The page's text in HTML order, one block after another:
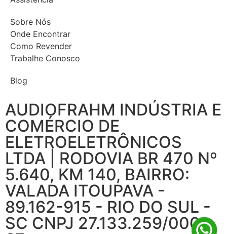
Sobre Nós
Onde Encontrar
Como Revender
Trabalhe Conosco
Blog
AUDIOFRAHM INDÚSTRIA E
COMÉRCIO DE
ELETROELETRÔNICOS
LTDA | RODOVIA BR 470 Nº
5.640, KM 140, BAIRRO:
VALADA ITOUPAVA -
89.162-915 - RIO DO SUL -
SC CNPJ 27.133.259/0001-